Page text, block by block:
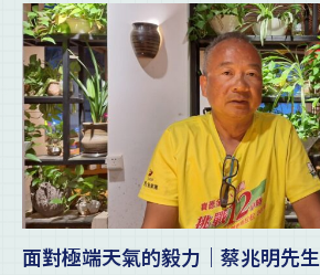
面對極端天氣的毅力｜蔡兆明先生